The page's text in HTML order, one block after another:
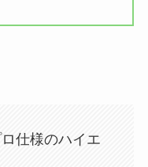
ロ仕様のハイエ